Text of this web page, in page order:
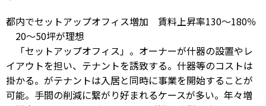
都内でセットアップオフィス増加 賃料上昇率130～180％
20～50坪が理想
「セットアップオフィス」。オーナーが什器の設置やレ
イアウトを担い、テナントを誘致する。什器等のコストは
掛かる。がテナントは入居と同時に事業を開始することが
可能。手間の削減に繋がり好まれるケースが多い。年々増